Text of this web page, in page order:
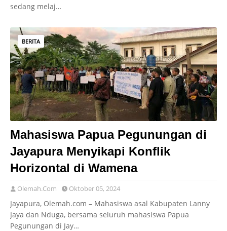
sedang melaj…
BERITA
Mahasiswa Papua Pegunungan di
Jayapura Menyikapi Konflik
Horizontal di Wamena
Olemah.Com Oktober 05, 2024
Jayapura, Olemah.com – Mahasiswa asal Kabupaten Lanny
Jaya dan Nduga, bersama seluruh mahasiswa Papua
Pegunungan di Jay…